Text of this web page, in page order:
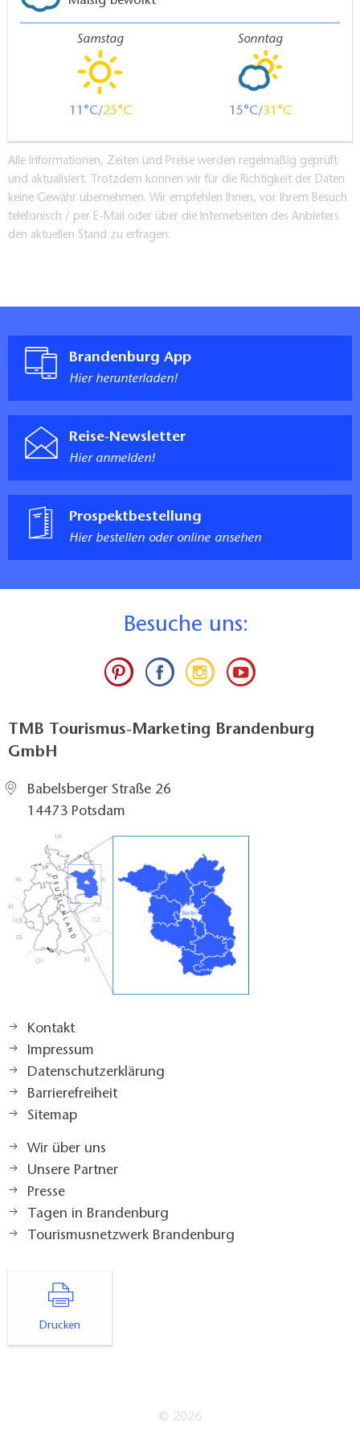
Samstag
11 25
Sonntag
15 31
Alle Informationen, Zeiten und Preise werden regelmäßig geprüft
und aktualisiert. Trotzdem können wir für die Richtigkeit der Daten
keine Gewähr übernehmen. Wir empfehlen Ihnen, vor Ihrem Besuch
telefonisch / per E-Mail oder über die Internetseiten des Anbieters
den aktuellen Stand zu erfragen.
Brandenburg App
Hier herunterladen!
Reise-Newsletter
Hier anmelden!
Prospektbestellung
Hier bestellen oder online ansehen
Besuche uns:
TMB Tourismus-Marketing Brandenburg
GmbH
Babelsberger Straße 26
14473 Potsdam
Kontakt
Impressum
Datenschutzerklärung
Barrierefreiheit
Sitemap
Wir über uns
Unsere Partner
Presse
Tagen in Brandenburg
Tourismusnetzwerk Brandenburg
Drucken
© 2026